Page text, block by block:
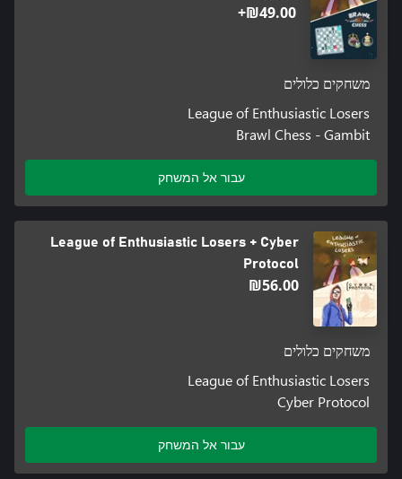
‪₪‎49.00‬+
משחקים כלולים
League of Enthusiastic Losers
Brawl Chess - Gambit
עבור אל המשחק
League of Enthusiastic Losers + Cyber
Protocol
‪₪‎56.00‬
משחקים כלולים
League of Enthusiastic Losers
Cyber Protocol
עבור אל המשחק